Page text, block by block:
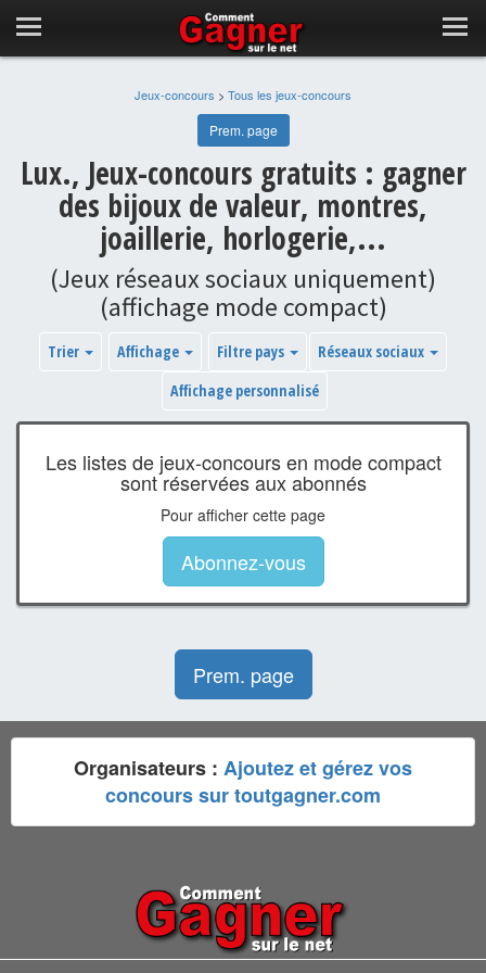
Jeux-concours > Tous les jeux-concours
Prem. page
Lux., Jeux-concours gratuits : gagner
des bijoux de valeur, montres,
joaillerie, horlogerie,...
(Jeux réseaux sociaux uniquement)
(affichage mode compact)
Trier Affichage Filtre pays
Réseaux sociaux
Affichage personnalisé
Les listes de jeux-concours en mode compact
sont réservées aux abonnés
Pour afficher cette page
Abonnez-vous
Prem. page
Organisateurs : Ajoutez et gérez vos
concours sur toutgagner.com